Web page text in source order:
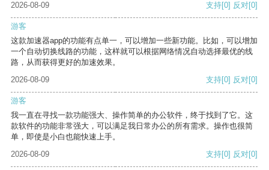
2026-08-09
支持[0] 反对[0]
游客
这款加速器app的功能有点单一，可以增加一些新功能。比如，可以增加
一个自动切换线路的功能，这样就可以根据网络情况自动选择最优的线
路，从而获得更好的加速效果。
2026-08-09
支持[0] 反对[0]
游客
我一直在寻找一款功能强大、操作简单的办公软件，终于找到了它。这
款软件的功能非常强大，可以满足我日常办公的所有需求。操作也很简
单，即使是小白也能快速上手。
2026-08-09
支持[0] 反对[0]